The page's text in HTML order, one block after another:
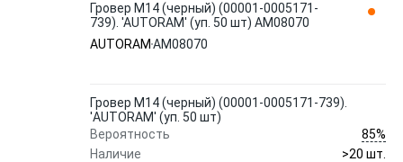
Гровер М14 (черный) (00001-0005171-
739). 'AUTORAM' (уп. 50 шт) AM08070
AUTORAM AM08070
Гровер М14 (черный) (00001-0005171-739).
'AUTORAM' (уп. 50 шт)
Вероятность
85%
Наличие
>20 шт.